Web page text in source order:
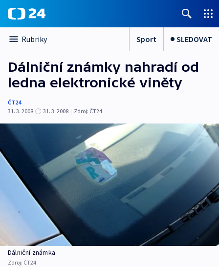
Rubriky Sport SLEDOVAT
Dálniční známky nahradí od
ledna elektronické viněty
ČT24
31. 3. 2008
31. 3. 2008 | Zdroj: ČT24
Dálniční známka
Zdroj: ČT24